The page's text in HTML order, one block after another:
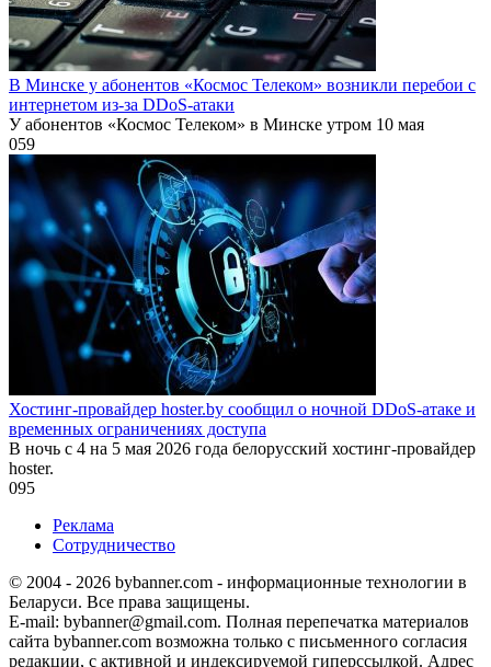
В Минске у абонентов «Космос Телеком» возникли перебои с
интернетом из-за DDoS-атаки
У абонентов «Космос Телеком» в Минске утром 10 мая
059
Хостинг-провайдер hoster.by сообщил о ночной DDoS-атаке и
временных ограничениях доступа
В ночь с 4 на 5 мая 2026 года белорусский хостинг-провайдер
hoster.
095
Реклама
Сотрудничество
© 2004 - 2026 bybanner.com - информационные технологии в
Беларуси. Все права защищены.
E-mail: bybanner@gmail.com. Полная перепечатка материалов
сайта bybanner.com возможна только с письменного согласия
редакции, с активной и индексируемой гиперссылкой. Адрес